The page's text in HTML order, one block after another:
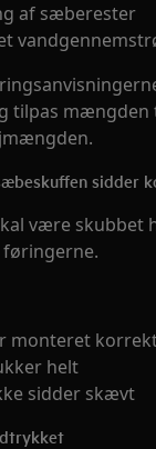
af sæberester
tilpas mængden
sidder
være skubbet
monteret
helt
sidder skævt